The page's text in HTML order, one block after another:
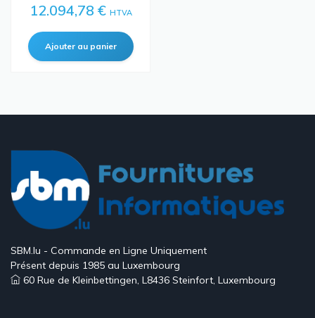
12.094,78 € HTVA
SBM.lu - Commande en Ligne Uniquement
Présent depuis 1985 au Luxembourg
60 Rue de Kleinbettingen, L8436 Steinfort, Luxembourg